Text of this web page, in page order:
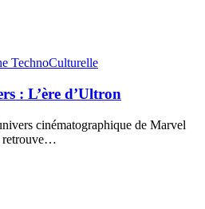
TechnoCulturelle
: L’ère d’Ultron
cinématographique de Marvel
retrouve…